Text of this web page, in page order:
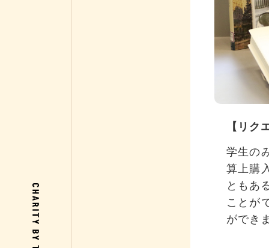
【リ
学生の
算上購
ともあ
ことが
ができ